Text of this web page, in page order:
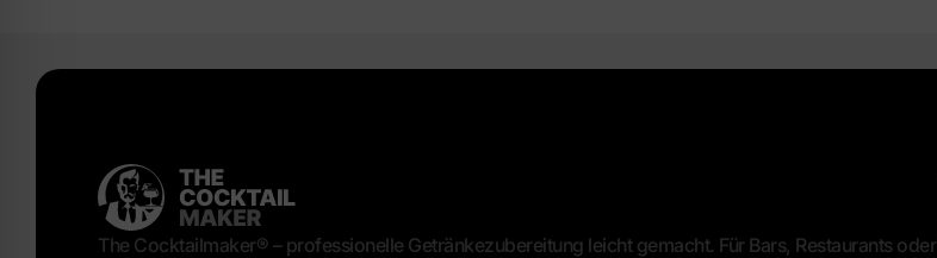
The Cocktailmaker® – professionelle Getränkezubereitung leicht gemacht. Für Bars, Restaurants oder